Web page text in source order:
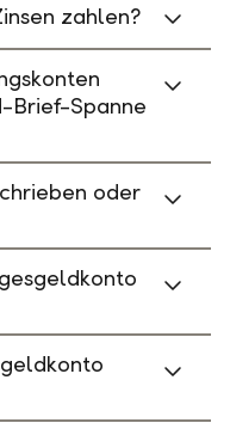
zahlen?
Brief-Spanne
oder